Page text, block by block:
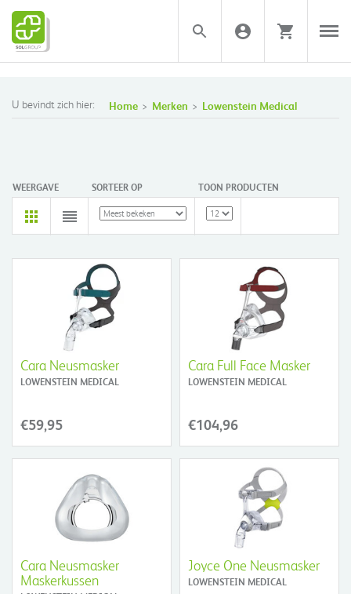
U bevindt zich hier: Home Merken Lowenstein Medical
WEERGAVE SORTEER OP TOON PRODUCTEN
Cara Neusmasker
LOWENSTEIN MEDICAL
€59,95
Cara Full Face Masker
LOWENSTEIN MEDICAL
€104,96
Cara Neusmasker
Maskerkussen
Joyce One Neusmasker
LOWENSTEIN MEDICAL